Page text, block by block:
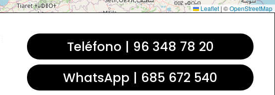
Leaflet | ©OpenStreetMap
Teléfono | 96 348 78 20
WhatsApp | 685 672 540